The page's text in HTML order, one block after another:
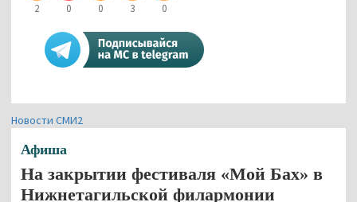
2 0 0 3 0
Новости СМИ2
Афиша
На закрытии фестиваля «Мой Бах» в
Нижнетагильской филармонии